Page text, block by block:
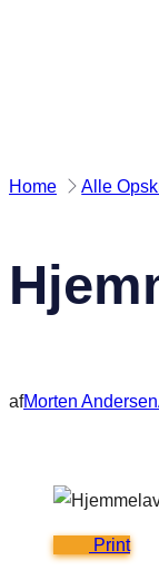
Home Alle
afMorten Andersen
Print